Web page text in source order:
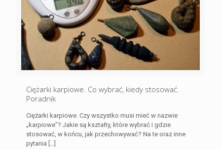
Ciężarki karpiowe. Co wybrać, kiedy stosować.
Poradnik
Ciężarki karpiowe. Czy wszystko musi mieć w nazwie
„karpiowe”? Jakie są kształty, które wybrać i gdzie
stosować, w końcu, jak przechowywać? Na te oraz inne
pytania